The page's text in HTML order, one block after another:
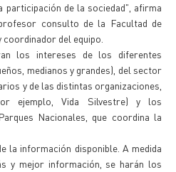
participación de la sociedad", afirma
consulto de la Facultad de
del equipo.
los intereses de los diferentes
medianos y grandes), del sector
y de las distintas organizaciones,
ejemplo, Vida Silvestre) y los
Nacionales, que coordina la
la información disponible. A medida
y mejor información, se harán los